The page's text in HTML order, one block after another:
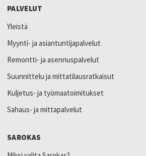
PALVELUT
Yleistä
Myynti- ja asiantuntijapalvelut
Remontti- ja asennuspalvelut
Suunnittelu ja mittatilausratkaisut
Kuljetus- ja työmaatoimitukset
Sahaus- ja mittapalvelut
SAROKAS